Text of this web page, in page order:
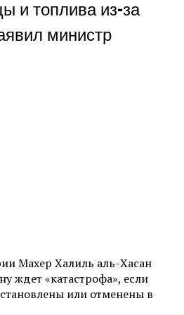
и топлива из-за
министр
Махер Халиль аль-Хасан
ждет «катастрофа», если
или отменены в